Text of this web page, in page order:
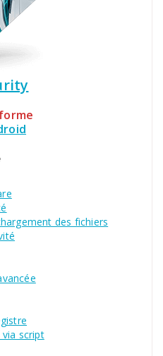
des fichiers
script